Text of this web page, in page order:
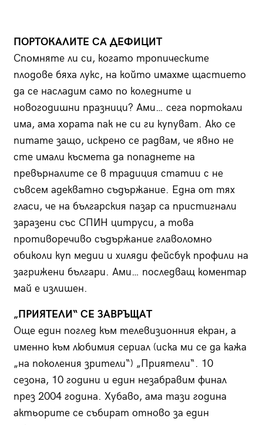
ПОРТОКАЛИТЕ СА ДЕФИЦИТ
Спомняте ли си, когато тропическите
плодове бяха лукс, на който имахме щастието
да се насладим само по коледните и
новогодишни празници? Ами… сега портокали
има, ама хората пак не си ги купуват. Ако се
питате защо, искрено се радвам, че явно не
сте имали късмета да попаднете на
превърналите се в традиция статии с не
съвсем адекватно съдържание. Една от тях
гласи, че на българския пазар са пристигнали
заразени със СПИН цитруси, а това
противоречиво съдържание главоломно
обиколи куп медии и хиляди фейсбук профили на
загрижени българи. Ами… последващ коментар
май е излишен.
„ПРИЯТЕЛИ“ СЕ ЗАВРЪЩАТ
Още един поглед към телевизионния екран, а
именно към любимия сериал (иска ми се да кажа
„на поколения зрители“) „Приятели“. 10
сезона, 10 години и един незабравим финал
през 2004 година. Хубаво, ама тази година
актьорите се събират отново за един